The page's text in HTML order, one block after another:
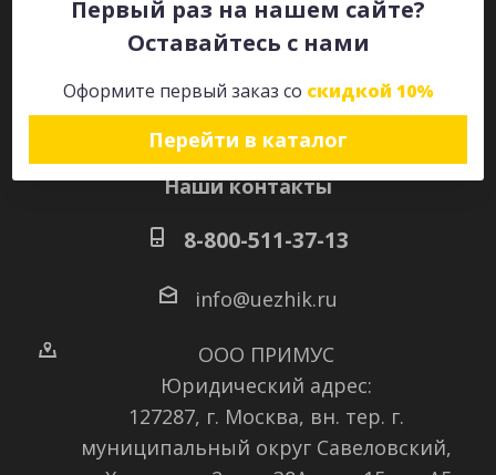
Первый раз на нашем сайте?
Оставайтесь с нами
Оформите первый заказ со скидкой 10%
Перейти в каталог
Наши контакты
8-800-511-37-13
info@uezhik.ru
ООО ПРИМУС
Юридический адрес:
127287, г. Москва, вн. тер. г.
муниципальный округ Савеловский,